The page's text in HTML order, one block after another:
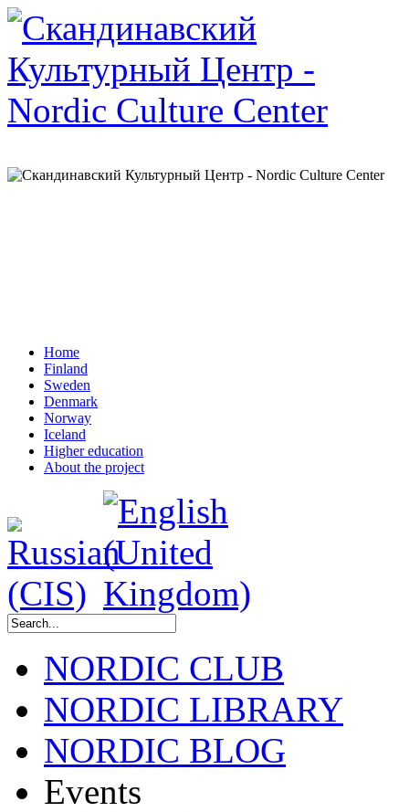
Home
Finland
Sweden
Denmark
Norway
Iceland
Higher education
About the project
NORDIC CLUB
NORDIC LIBRARY
NORDIC BLOG
Events